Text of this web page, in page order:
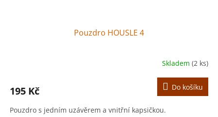
Pouzdro HOUSLE 4
Skladem (2 ks)
195 Kč Do košíku
Pouzdro s jedním uzávěrem a vnitřní kapsičkou.